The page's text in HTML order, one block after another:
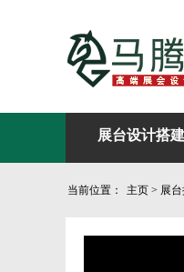
展台设计搭
当前位置： 主页 > 展